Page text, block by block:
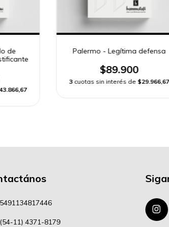
de
Palermo - Legítima defensa
$89.900
3 cuotas sin interés de $29.966,67
5491134817446
(54-11) 4371-8179